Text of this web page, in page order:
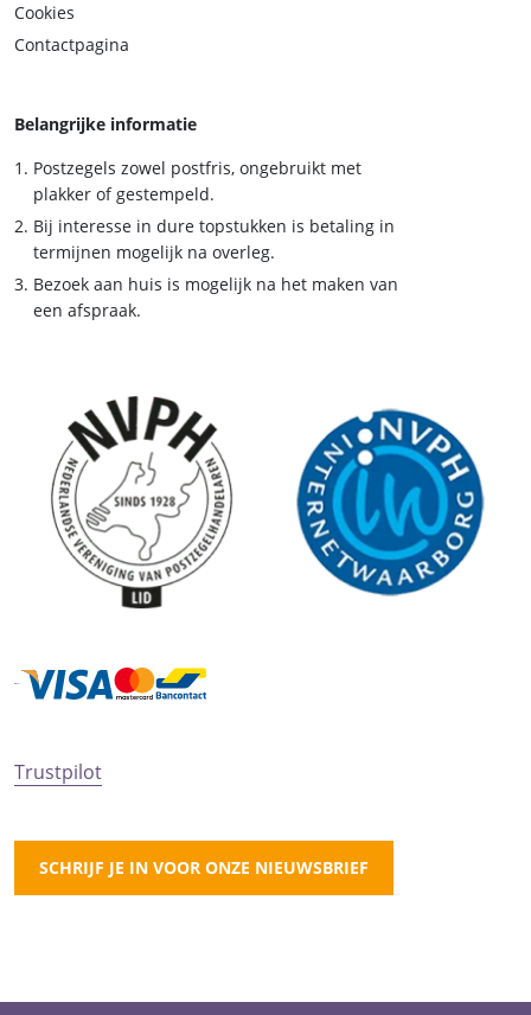
Cookies
Contactpagina
Belangrijke informatie
Postzegels zowel postfris, ongebruikt met
plakker of gestempeld.
Bij interesse in dure topstukken is betaling in
termijnen mogelijk na overleg.
Bezoek aan huis is mogelijk na het maken van
een afspraak.
Trustpilot
SCHRIJF JE IN VOOR ONZE NIEUWSBRIEF